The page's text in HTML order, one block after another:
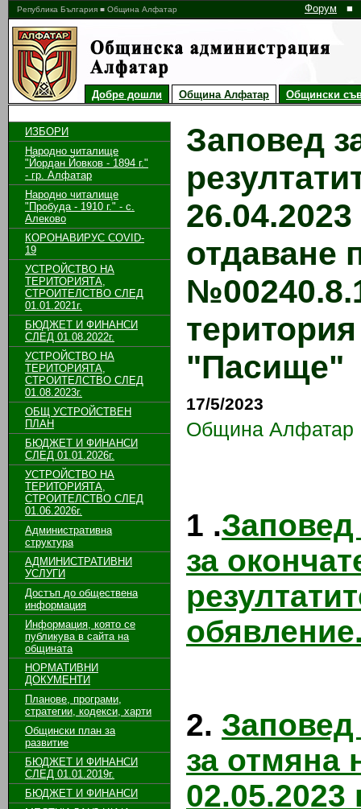
Република България ■ Община Алфатар Форум ■
Добре дошли Община Алфатар Общински
ИЗБОРИ
Народно читалище
"Йордан Йовков - 1894 г."
- гр. Алфатар
Народно читалище
"Пробуда - 1910 г." - с.
Алеково
КОРОНАВИРУС COVID-
19
УСТРОЙСТВО НА
ТЕРИТОРИЯТА,
СТРОИТЕЛСТВО СЛЕД
01.01.2021г.
БЮДЖЕТ И ФИНАНСИ
СЛЕД 01.08.2022г.
УСТРОЙСТВО НА
ТЕРИТОРИЯТА,
СТРОИТЕЛСТВО СЛЕД
01.08.2023г.
ОБЩ УСТРОЙСТВЕН
ПЛАН
БЮДЖЕТ И ФИНАНСИ
СЛЕД 01.01.2026г.
УСТРОЙСТВО НА
ТЕРИТОРИЯТА,
СТРОИТЕЛСТВО СЛЕД
01.06.2026г.
Административна
структура
АДМИНИСТРАТИВНИ
УСЛУГИ
Достъп до обществена
информация
Информация, която се
публикува в сайта на
общината
НОРМАТИВНИ
ДОКУМЕНТИ
Планове, програми,
стратегии, кодекси, харти
Общински план за
развитие
БЮДЖЕТ И ФИНАНСИ
СЛЕД 01.01.2019г.
БЮДЖЕТ И ФИНАНСИ
Заповед
отдаване
"Пасище"
17/5/2023
Община Алфатар
1 .Заповед
за
2. Заповед
за отмяна
02.05.2023